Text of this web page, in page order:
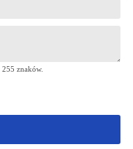
255 znaków.